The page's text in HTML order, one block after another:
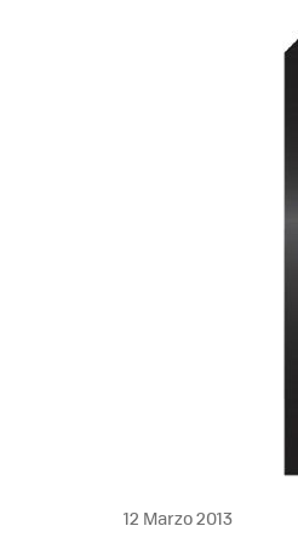
12 Marzo 2013